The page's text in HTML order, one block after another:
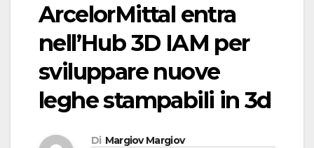
ArcelorMittal entra
nell’Hub 3D IAM per
sviluppare nuove
leghe stampabili in 3d
Di Margiov Margiov